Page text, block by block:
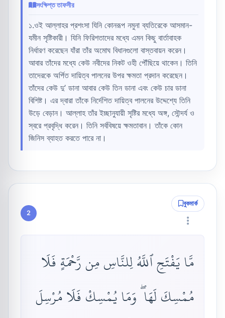
সংক্ষিপ্ত তাফসীর
১.ওই আল্লাহর প্রশংসা যিনি কোনরূপ নমুনা ব্যতিরেকে আসমান-
যমীন সৃষ্টিকারী। যিনি ফিরিশতাদের মধ্যে এমন কিছু বার্তাবাহক
নির্ধারণ করেছেন যাঁরা তাঁর অমোঘ বিধানগুলো বাস্তবায়ন করেন।
আবার তাঁদের মধ্যে কেউ নবীদের নিকট ওহী পৌঁছিয়ে থাকেন। তিনি
তাদেরকে অর্পিত দায়িত্ব পালনের উপর ক্ষমতা প্রদান করেছেন।
তাঁদের কেউ দু’ ডানা আবার কেউ তিন ডানা এবং কেউ চার ডানা
বিশিষ্ট। এর দ্বারা তাঁকে নির্দেশিত দায়িত্ব পালনের উদ্দেশ্যে তিনি
উড়ে বেড়ান। আল্লাহ তাঁর ইচ্ছানুযায়ী সৃষ্টির মধ্যে অঙ্গ, সৌন্দর্য ও
স্বরে প্রবৃদ্ধি করেন। তিনি সর্ববিষয়ে ক্ষমতাবান। তাঁকে কোন
জিনিস ব্যাহত করতে পারে না।
2
বুকমার্ক
مَّا يَفْتَحِ ٱللَّهُ لِلنَّاسِ مِن رَّحْمَةٍ فَلَا
مُمْسِكَ لَهَا ۖ وَمَا يُمْسِكْ فَلَا مُرْسِلَ